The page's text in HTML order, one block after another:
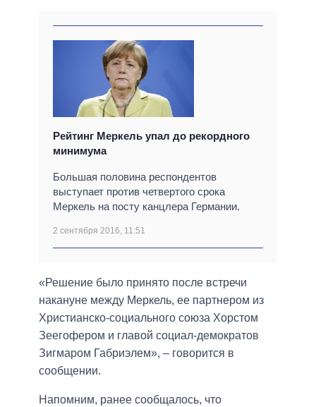
Рейтинг Меркель упал до рекордного
минимума
Большая половина респондентов
выступает против четвертого срока
Меркель на посту канцлера Германии.
2 сентября 2016, 11:51
«Решение было принято после встречи
накануне между Меркель, ее партнером из
Христианско-социального союза Хорстом
Зеегофером и главой социал-демократов
Зигмаром Габриэлем», – говорится в
сообщении.
Напомним, ранее сообщалось, что